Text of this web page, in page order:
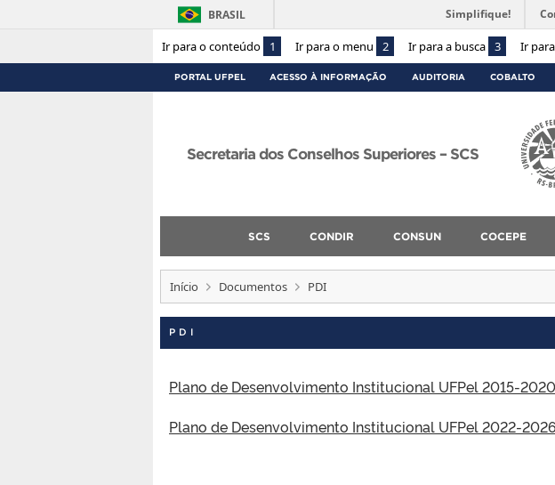
Ir para o conteúdo 1 Ir para o menu 2 Ir para a busca 3 Ir
BRASIL Simplifique!
PORTAL UFPEL ACESSO À INFORMAÇÃO AUDITORIA COBALTO
Secretaria dos Conselhos Superiores – SCS
SCS CONDIR CONSUN COCEPE
Início Documentos PDI
PDI
Plano de Desenvolvimento Institucional UFPel 2015-
Plano de Desenvolvimento Institucional UFPel 2022-2026